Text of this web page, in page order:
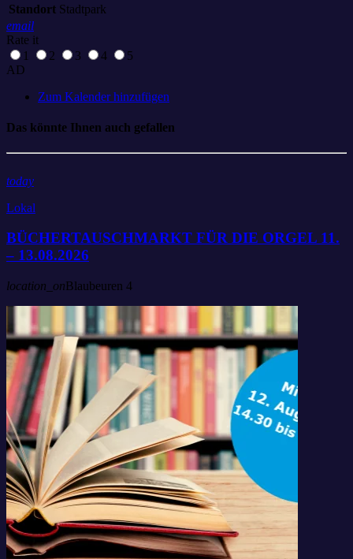
Standort Stadtpark
email
Rate it
1
2 3 4
5
AD
Zum Kalender hinzufügen
Das könnte Ihnen auch gefallen
today
Lokal
BÜCHERTAUSCHMARKT FÜR DIE ORGEL 11.
– 13.08.2026
location_onBlaubeuren 4